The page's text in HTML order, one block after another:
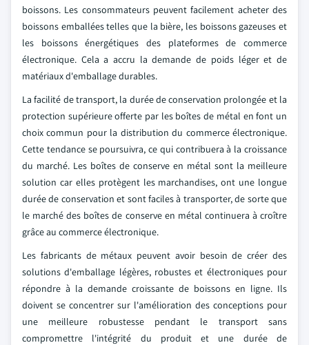
boissons. Les consommateurs peuvent facilement acheter des
boissons emballées telles que la bière, les boissons gazeuses et
les boissons énergétiques des plateformes de commerce
électronique. Cela a accru la demande de poids léger et de
matériaux d'emballage durables.
La facilité de transport, la durée de conservation prolongée et la
protection supérieure offerte par les boîtes de métal en font un
choix commun pour la distribution du commerce électronique.
Cette tendance se poursuivra, ce qui contribuera à la croissance
du marché. Les boîtes de conserve en métal sont la meilleure
solution car elles protègent les marchandises, ont une longue
durée de conservation et sont faciles à transporter, de sorte que
le marché des boîtes de conserve en métal continuera à croître
grâce au commerce électronique.
Les fabricants de métaux peuvent avoir besoin de créer des
solutions d'emballage légères, robustes et électroniques pour
répondre à la demande croissante de boissons en ligne. Ils
doivent se concentrer sur l'amélioration des conceptions pour
une meilleure robustesse pendant le transport sans
compromettre l'intégrité du produit et une durée de